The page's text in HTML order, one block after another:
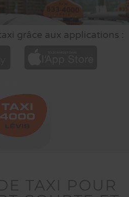
grâce aux applications :